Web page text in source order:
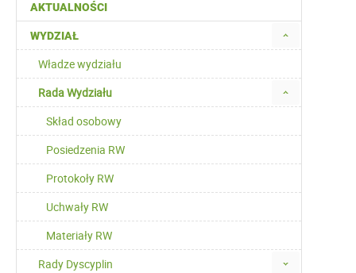
AKTUALNOŚCI
WYDZIAŁ
Władze wydziału
Rada Wydziału
Skład osobowy
Posiedzenia RW
Protokoły RW
Uchwały RW
Materiały RW
Rady Dyscyplin